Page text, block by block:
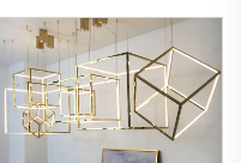
Minimalisticheskii Retro
Potolochyi Sveta
Amerikanskii Retro Mednaya
Lustra